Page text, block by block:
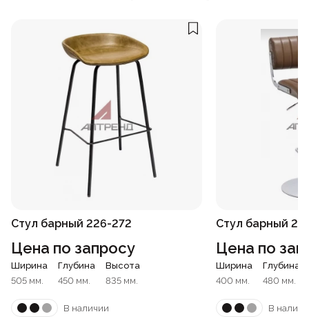
Стул барный 226-272
Цена по запросу
Ширина
505 мм.
Глубина
450 мм.
Высота
835 мм.
В наличии
Стул барный
Цена по
Ширина
400 мм.
Глубина
480 мм.
В